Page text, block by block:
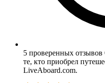
5 проверенных отзывов
те, кто приобрел
LiveAboard.com.